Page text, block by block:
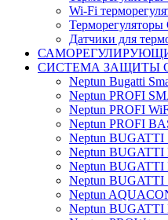
Wi-Fi
Датчики для
СИСТЕМА ЗАЩИТЫ
Neptun Bugatti
Neptun PROFI
Neptun PROFI
Neptun PROFI
Neptun BUGATTI
Neptun BUGATTI
Neptun
Neptun BUGATTI
Neptun
Neptun BUGATTI